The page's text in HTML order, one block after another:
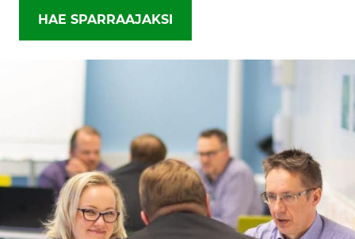
HAE SPARRAAJAKSI